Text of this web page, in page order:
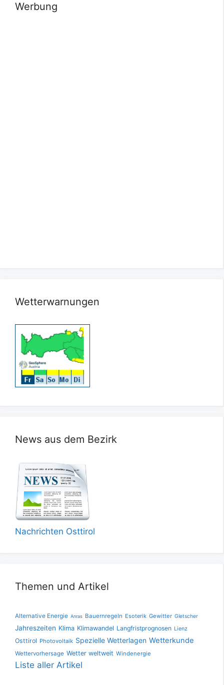
Werbung
Wetterwarnungen
News aus dem Bezirk
Nachrichten Osttirol
Themen und Artikel
Alternative Energie Anras Bauernregeln Esoterik Gewitter Gletscher
Jahreszeiten Klima Klimawandel Langfristprognosen Lienz
Osttirol Photovoltaik Spezielle Wetterlagen Wetterkunde
Wettervorhersage Wetter weltweit Windenergie
Liste aller Artikel